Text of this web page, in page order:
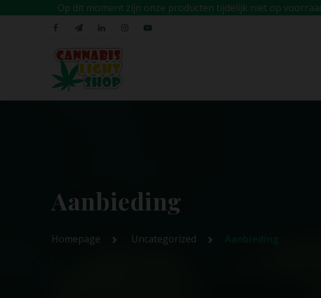
Op dit moment zijn onze producten tijdelijk niet op
Aanbieding
Homepage Uncategorized